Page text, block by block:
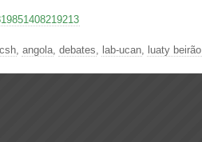
, angola, debates, lab-ucan, luaty beirão